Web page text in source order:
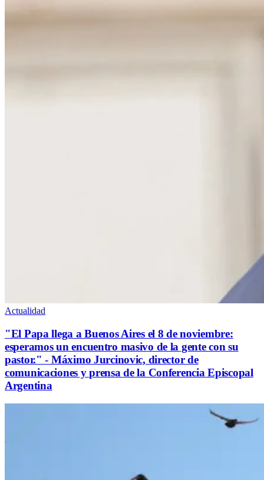
Actualidad
"El Papa llega a Buenos Aires el 8 de noviembre:
esperamos un encuentro masivo de la gente con su
pastor." - Máximo Jurcinovic, director de
comunicaciones y prensa de la Conferencia Episcopal
Argentina